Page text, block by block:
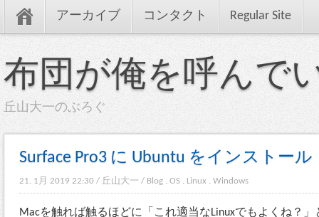
アーカイブ コンタクト Regular Site
布団が俺を呼んで
丘山大一のぶろぐ
Surface Pro3 に Ubuntu をインストール
21. 1月 2019 22:30 / 丘山大一 / Blog . OS . Linux . Windows
Macを触れば触るほどに「これ適当なLinuxでもよくね？